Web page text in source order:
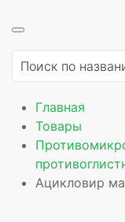
Главная
Товары
Ацикловир